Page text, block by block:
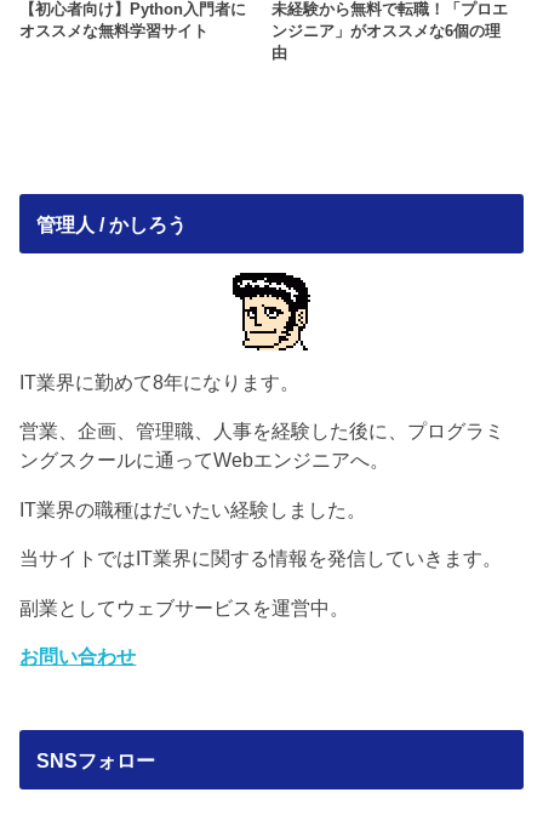
【初心者向け】Python入門者に
オススメな無料学習サイト
未経験から無料で転職！「プロエ
ンジニア」がオススメな6個の理
由
管理人 / かしろう
IT業界に勤めて8年になります。
営業、企画、管理職、人事を経験した後に、プログラミ
ングスクールに通ってWebエンジニアへ。
IT業界の職種はだいたい経験しました。
当サイトではIT業界に関する情報を発信していきます。
副業としてウェブサービスを運営中。
お問い合わせ
SNSフォロー